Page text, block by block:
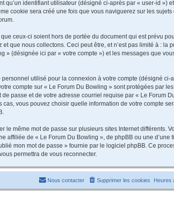
identifiant utilisateur (désigné ci-après par « user-id »)
cookie sera créé une fois que vous naviguerez sur les sujets
ceux-ci soient hors de portée du document qui est prévu
que nous collectons. Ceci peut être, et n’est pas limité à : la
» (désignée ici par « votre compte ») et les messages que
utilisé pour la connexion à votre compte (désigné ci-
compte sur « Le Forum Du Bowling » sont protégées par
passe et de votre adresse courriel requise par « Le Forum
vous pouvez choisir quelle information de votre compte
même mot de passe sur plusieurs sites Internet différents.
affiliée de « Le Forum Du Bowling », de phpBB ou une d’une
mon mot de passe » fournie par le logiciel phpBB. Ce
permettra de vous reconnecter.
Heures
Supprimer les cookies
Nous contacter